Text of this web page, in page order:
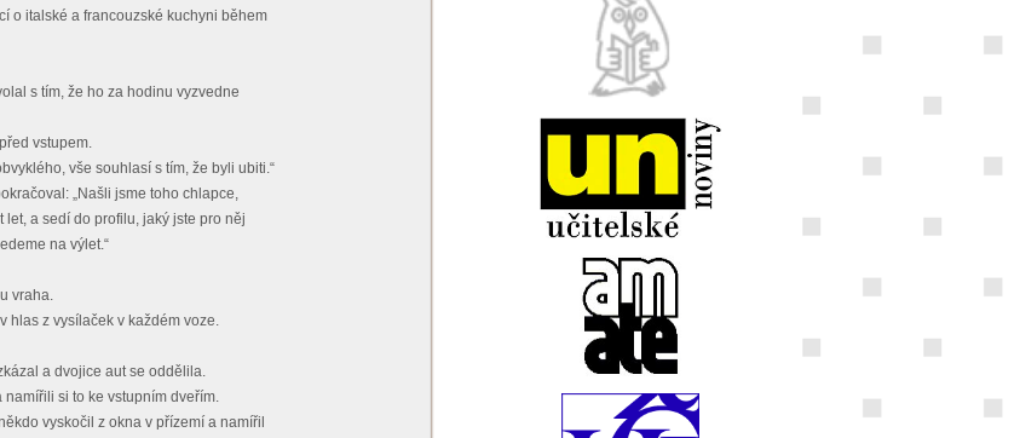
o italské a francouzské kuchyni během
s tím, že ho za hodinu vyzvedne
vstupem.
vše souhlasí s tím, že byli ubiti.“
„Našli jsme toho chlapce,
a sedí do profilu, jaký jste pro něj
na výlet.“
vraha.
hlas z vysílaček v každém voze.
a dvojice aut se oddělila.
si to ke vstupním dveřím.
vyskočil z okna v přízemí a namířil